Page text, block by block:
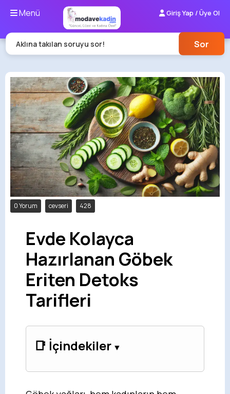
Menü Giriş Yap / Üye Ol
Aklına takılan soruyu sor! Sor
0 Yorum cevseri 428
Evde Kolayca
Hazırlanan Göbek
Eriten Detoks
Tarifleri
📑 İçindekiler